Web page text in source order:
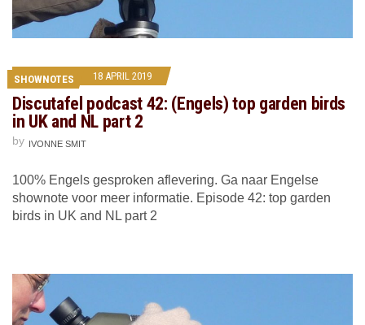
SHOWNOTES 18 APRIL 2019
Discutafel podcast 42: (Engels) top garden birds
in UK and NL part 2
by IVONNE SMIT
100% Engels gesproken aflevering. Ga naar Engelse
shownote voor meer informatie. Episode 42: top garden
birds in UK and NL part 2